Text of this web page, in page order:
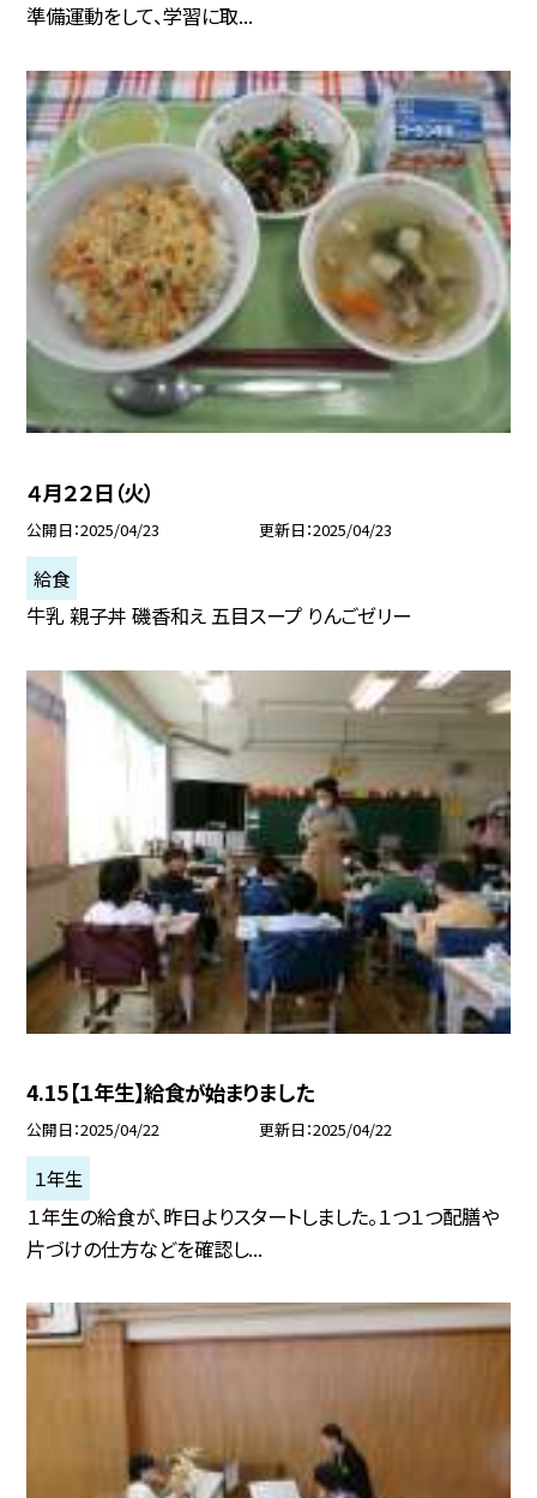
準備運動をして、学習に取...
４月２２日（火）
公開日 2025/04/23 更新日 2025/04/23
給食
牛乳 親子丼 磯香和え 五目スープ りんごゼリー
4.15【１年生】給食が始まりました
公開日 2025/04/22 更新日 2025/04/22
１年生
１年生の給食が、昨日よりスタートしました。１つ１つ配膳や
片づけの仕方などを確認し...